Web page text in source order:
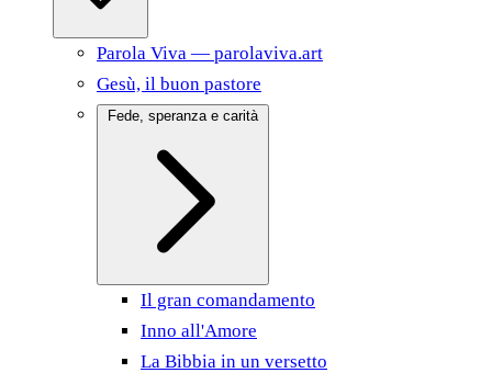
Parola Viva — parolaviva.art
Gesù, il buon pastore
Fede, speranza e carità
Il gran comandamento
Inno all'Amore
La Bibbia in un versetto